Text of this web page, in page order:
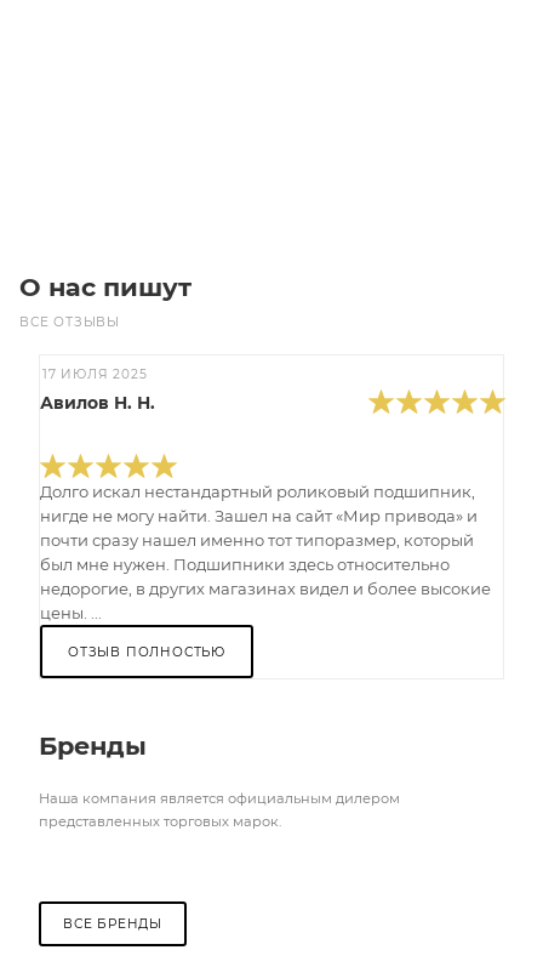
О нас пишут
ВСЕ ОТЗЫВЫ
17 ИЮЛЯ 2025
Авилов Н. Н.
Долго искал нестандартный роликовый подшипник,
нигде не могу найти. Зашел на сайт «Мир привода» и
почти сразу нашел именно тот типоразмер, который
был мне нужен. Подшипники здесь относительно
недорогие, в других магазинах видел и более высокие
цены. ...
ОТЗЫВ ПОЛНОСТЬЮ
Бренды
Наша компания является официальным дилером
представленных торговых марок.
ВСЕ БРЕНДЫ